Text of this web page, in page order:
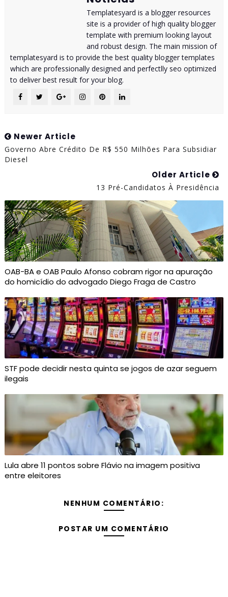
Templatesyard is a blogger resources
site is a provider of high quality blogger
template with premium looking layout
and robust design. The main mission of
templatesyard is to provide the best quality blogger templates
which are professionally designed and perfectlly seo optimized
to deliver best result for your blog.
Newer Article
Governo Abre Crédito De R$ 550 Milhões Para Subsidiar
Diesel
Older Article
13 Pré-Candidatos À Presidência
OAB-BA e OAB Paulo Afonso cobram rigor na apuração
do homicídio do advogado Diego Fraga de Castro
STF pode decidir nesta quinta se jogos de azar seguem
ilegais
Lula abre 11 pontos sobre Flávio na imagem positiva
entre eleitores
NENHUM COMENTÁRIO:
POSTAR UM COMENTÁRIO